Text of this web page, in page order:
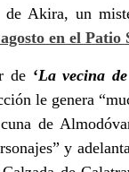
Akira, un
en el
de ‘La vecina
le genera
de
y